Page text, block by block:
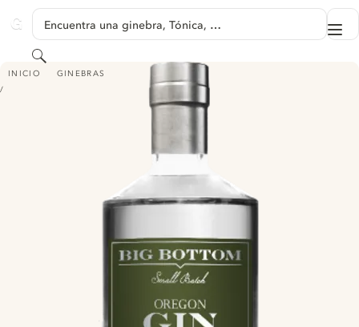
GINVENTORY
Encuentra una ginebra, Tónica, …
Buscar
INICIO GINEBRAS
BIG BOTTOM OREGON GIN